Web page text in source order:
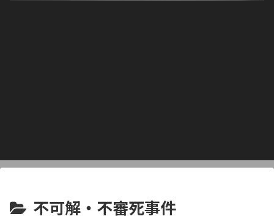
不可解・不審死事件